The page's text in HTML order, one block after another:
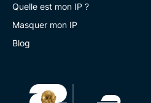
Quelle est mon IP ?
Masquer mon IP
Blog